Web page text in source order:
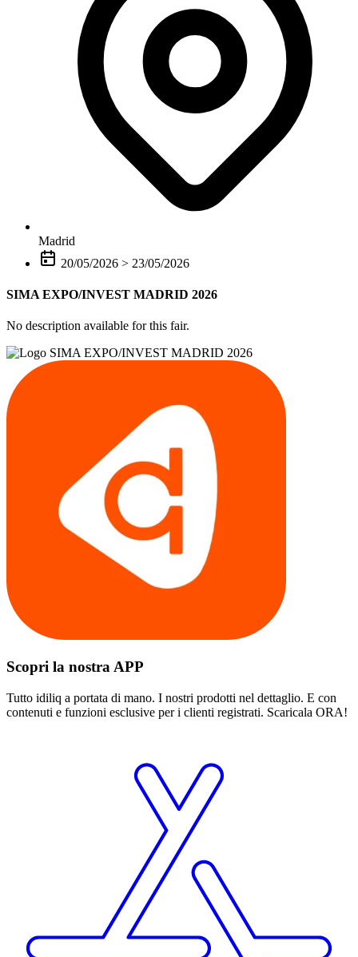
Madrid
20/05/2026 > 23/05/2026
SIMA EXPO/INVEST MADRID 2026
No description available for this fair.
Scopri la nostra APP
Tutto idiliq a portata di mano. I nostri prodotti nel dettaglio. E con
contenuti e funzioni esclusive per i clienti registrati. Scaricala ORA!